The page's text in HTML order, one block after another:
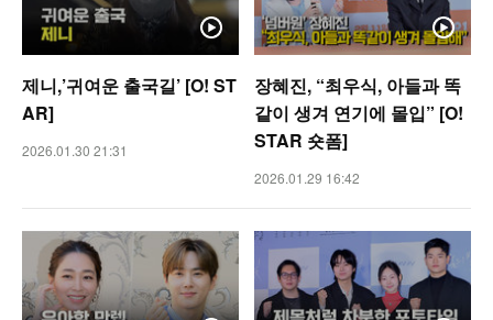
제니,’귀여운 출국길’ [O! ST
AR]
2026.01.30 21:31
장혜진, “최우식, 아들과 똑
같이 생겨 연기에 몰입” [O!
STAR 숏폼]
2026.01.29 16:42